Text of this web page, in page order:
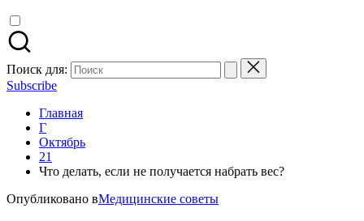
Поиск для:
Subscribe
Главная
Г
Октябрь
21
Что делать, если не получается набрать вес?
Опубликовано вМедицинские советы